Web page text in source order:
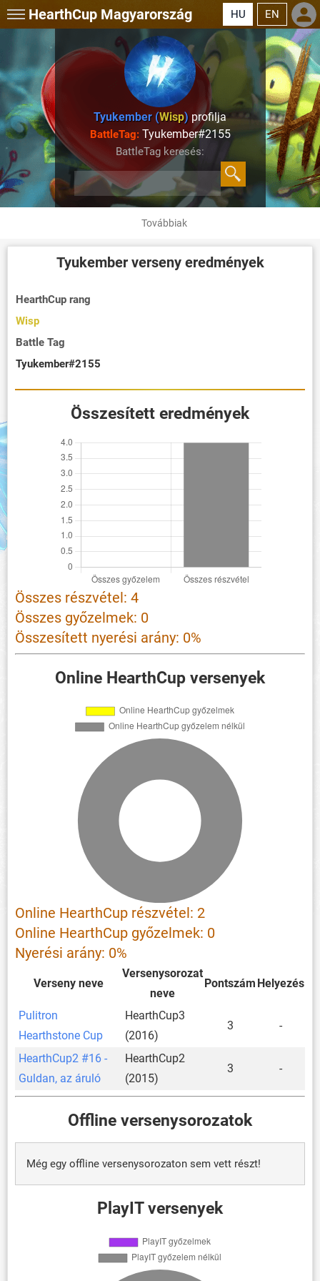
HearthCup Magyarország HU EN
Tyukember (Wisp) profilja
BattleTag:Tyukember#2155
BattleTag keresés:
Továbbiak
Tyukemberverseny eredmények
HearthCup rang
Wisp
Battle Tag
Tyukember#2155
Összesített eredmények
Összes részvétel: 4
Összes győzelmek: 0
Összesített nyerési arány: 0%
Online HearthCup versenyek
Online HearthCup részvétel: 2
Online HearthCup győzelmek: 0
Nyerési arány: 0%
Verseny neve
Versenysorozat
neve
Pontszám Helyezés
Pulitron
Hearthstone Cup
HearthCup3
(2016)
3 -
HearthCup2 #16 -
Guldan, az áruló
HearthCup2
(2015)
3 -
Offline versenysorozatok
Még egy offline versenysorozaton sem vett részt!
PlayIT versenyek